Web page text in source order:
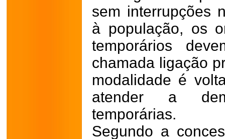
sem interrupções
à população, os
temporários
chamada ligação
modalidade é
atender a
temporárias.
Segundo a